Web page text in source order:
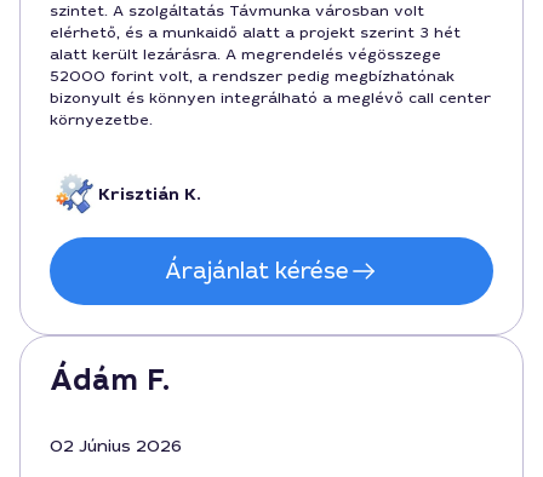
szintet. A szolgáltatás Távmunka városban volt
elérhető, és a munkaidő alatt a projekt szerint 3 hét
alatt került lezárásra. A megrendelés végösszege
52000 forint volt, a rendszer pedig megbízhatónak
bizonyult és könnyen integrálható a meglévő call center
környezetbe.
Krisztián K.
Árajánlat kérése
Ádám F.
02 Június 2026